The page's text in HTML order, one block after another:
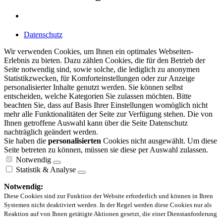
Datenschutz
Wir verwenden Cookies, um Ihnen ein optimales Webseiten-
Erlebnis zu bieten. Dazu zählen Cookies, die für den Betrieb der
Seite notwendig sind, sowie solche, die lediglich zu anonymen
Statistikzwecken, für Komforteinstellungen oder zur Anzeige
personalisierter Inhalte genutzt werden. Sie können selbst
entscheiden, welche Kategorien Sie zulassen möchten. Bitte
beachten Sie, dass auf Basis Ihrer Einstellungen womöglich nicht
mehr alle Funktionalitäten der Seite zur Verfügung stehen. Die von
Ihnen getroffene Auswahl kann über die Seite Datenschutz
nachträglich geändert werden.
Sie haben die personalisierten Cookies nicht ausgewählt. Um diese
Seite betreten zu können, müssen sie diese per Auswahl zulassen.
Notwendig
Statistik & Analyse
Notwendig:
Diese Cookies sind zur Funktion der Website erforderlich und können in Ihren
Systemen nicht deaktiviert werden. In der Regel werden diese Cookies nur als
Reaktion auf von Ihnen getätigte Aktionen gesetzt, die einer Dienstanforderung